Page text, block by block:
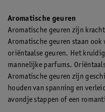
Aromatische geuren
Aromatische geuren zijn
Aromatische geuren staan
oriëntaalse geuren. Het
mannelijke parfums.
Aromatische geuren zijn
houden van spanning en
avondje stappen of een